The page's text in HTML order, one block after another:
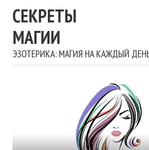
СЕКРЕТЫ
МАГИИ
ЭЗОТЕРИКА: МАГИЯ НА КАЖДЫЙ